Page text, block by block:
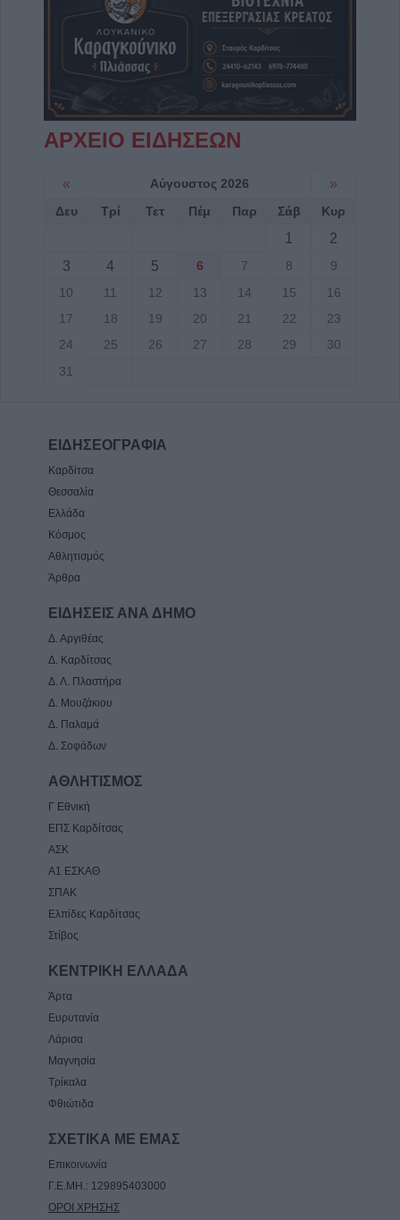
ΑΡΧΕΙΟ ΕΙΔΗΣΕΩΝ
« Αύγουστος 2026 »
Δευ Τρί Τετ Πέμ Παρ Σάβ Κυρ
1
2
3
4 5 6 7 8
9
10
11 12 13 14 15
16
17
18 19 20 21 22
23
24
25 26 27 28 29
30
31
ΕΙΔΗΣΕΟΓΡΑΦΙΑ
Καρδίτσα
Θεσσαλία
Ελλάδα
Κόσμος
Αθλητισμός
Άρθρα
ΕΙΔΗΣΕΙΣ ΑΝΑ ΔΗΜΟ
Δ. Αργιθέας
Δ. Καρδίτσας
Δ. Λ. Πλαστήρα
Δ. Μουζάκιου
Δ. Παλαμά
Δ. Σοφάδων
ΑΘΛΗΤΙΣΜΟΣ
Γ Εθνική
ΕΠΣ Καρδίτσας
ΑΣΚ
Α1 ΕΣΚΑΘ
ΣΠΑΚ
Ελπίδες Καρδίτσας
Στίβος
ΚΕΝΤΡΙΚΗ ΕΛΛΑΔΑ
Άρτα
Ευρυτανία
Λάρισα
Μαγνησία
Τρίκαλα
Φθιώτιδα
ΣΧΕΤΙΚΑ ΜΕ ΕΜΑΣ
Επικοινωνία
Γ.Ε.ΜΗ.: 129895403000
ΟΡΟΙ ΧΡΗΣΗΣ